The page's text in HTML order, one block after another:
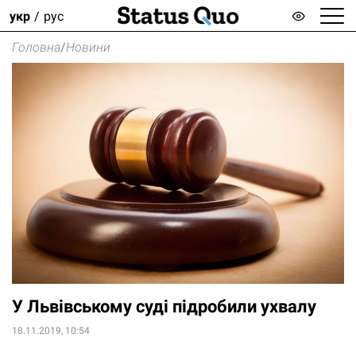
укр рус
Головна/Новини
У Львівському суді підробили ухвалу
18.11.2019, 10:54